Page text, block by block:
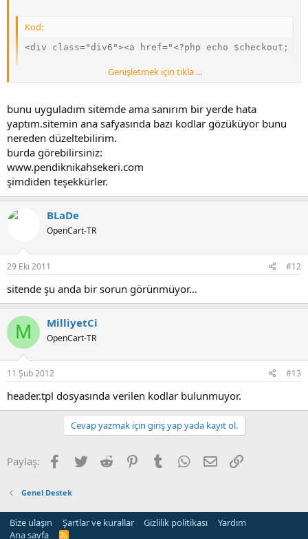
Kod:
<div class="div6"><a href="<?php echo $checkout;
Div tagları dahil olmak üzere kaldırın. Temanızda div6 yerine başka
Genişletmek için tıkla ...
bunu uyguladım sitemde ama sanırım bir yerde hata
yaptım.sitemin ana safyasında bazı kodlar gözüküyor bunu
nereden düzeltebilirim.
burda görebilirsiniz:
www.pendiknikahsekeri.com
şimdiden teşekkürler.
BLaDe
OpenCart-TR
29 Eki 2011 #12
sitende şu anda bir sorun görünmüyor...
M MilliyetCi
OpenCart-TR
11 Şub 2012 #13
header.tpl dosyasında verilen kodlar bulunmuyor.
Cevap yazmak için giriş yap yada kayıt ol.
Paylaş: Facebook
Twitter Reddit PinterestTumblr WhatsApp
E-posta
Genel Destek
Bize ulaşın Şartlar ve kurallar Gizlilik politikası
Yardım
Ana sayfa
R